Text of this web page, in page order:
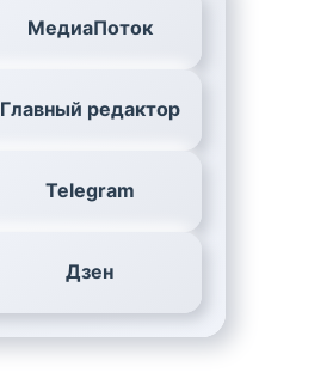
МедиаПоток
Главный редактор
Telegram
Дзен